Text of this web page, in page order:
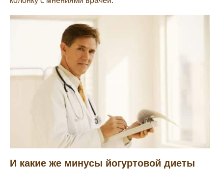
И какие же минусы йогуртовой диеты